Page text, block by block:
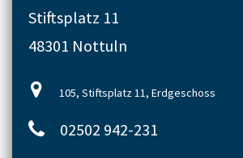
Stiftsplatz 11
48301 Nottuln
105, Stiftsplatz 11, Erdgeschoss
02502 942-231